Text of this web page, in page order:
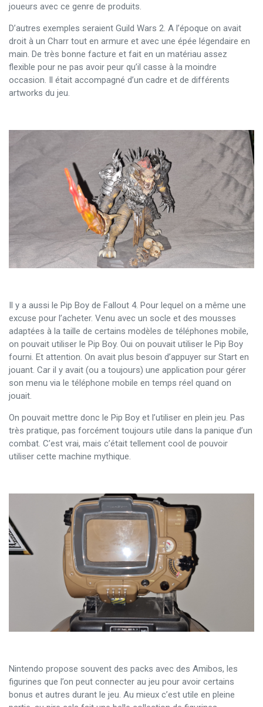
joueurs avec ce genre de produits.
D’autres exemples seraient Guild Wars 2. A l’époque on avait
droit à un Charr tout en armure et avec une épée légendaire en
main. De très bonne facture et fait en un matériau assez
flexible pour ne pas avoir peur qu’il casse à la moindre
occasion. Il était accompagné d’un cadre et de différents
artworks du jeu.
Il y a aussi le Pip Boy de Fallout 4. Pour lequel on a même une
excuse pour l’acheter. Venu avec un socle et des mousses
adaptées à la taille de certains modèles de téléphones mobile,
on pouvait utiliser le Pip Boy. Oui on pouvait utiliser le Pip Boy
fourni. Et attention. On avait plus besoin d’appuyer sur Start en
jouant. Car il y avait (ou a toujours) une application pour gérer
son menu via le téléphone mobile en temps réel quand on
jouait.
On pouvait mettre donc le Pip Boy et l’utiliser en plein jeu. Pas
très pratique, pas forcément toujours utile dans la panique d’un
combat. C’est vrai, mais c’était tellement cool de pouvoir
utiliser cette machine mythique.
Nintendo propose souvent des packs avec des Amibos, les
figurines que l’on peut connecter au jeu pour avoir certains
bonus et autres durant le jeu. Au mieux c’est utile en pleine